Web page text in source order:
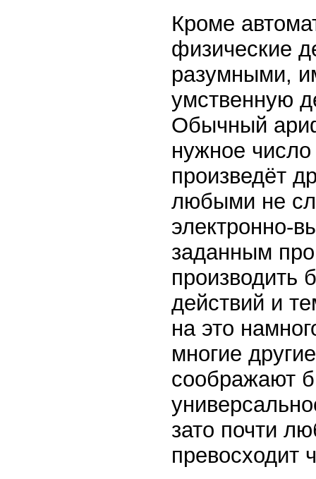
Кроме
физические
разумными,
умственную
Обычный
нужное
произведёт
любыми не
электронно-
заданным
производить
действий и
на это
многие
соображают
зато почти
превосходит